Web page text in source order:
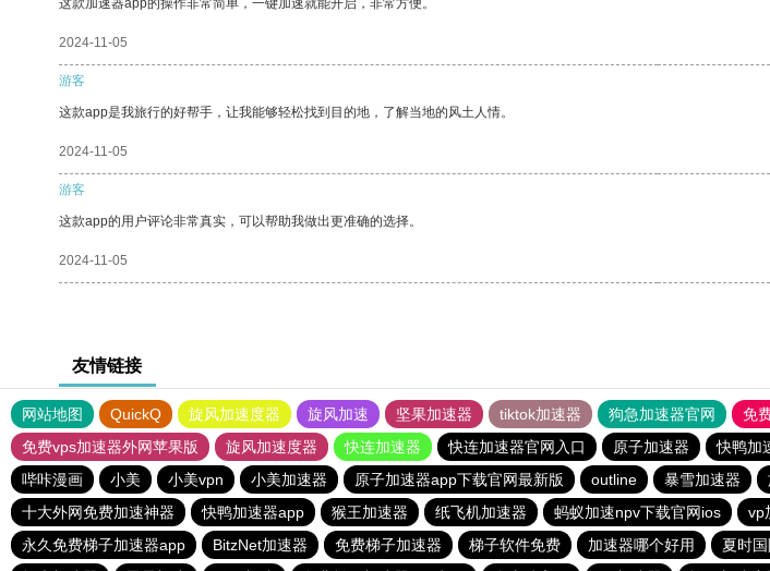
这款加速器app的操作非常简单，一键加速就能开启，非常方便。
2024-11-05
游客
这款app是我旅行的好帮手，让我能够轻松找到目的地，了解当地的风土人情。
2024-11-05
游客
这款app的用户评论非常真实，可以帮助我做出更准确的选择。
2024-11-05
友情链接
网站地图 QuickQ 旋风加速度器 旋风加速 坚果加速器 tiktok加速器 狗急加速器官网 免
免费vps加速器外网苹果版
旋风加速度器 快连加速器 快连加速器官网入口 原子加速器 快鸭加
哔咔漫画
小美 小美vpn 小美加速器 原子加速器app下载官网最新版 outline 暴雪加速器
十大外网免费加速神器
快鸭加速器app 猴王加速器 纸飞机加速器 蚂蚁加速npv下载官网ios vp
永久免费梯子加速器app
BitzNet加速器 免费梯子加速器 梯子软件免费 加速器哪个好用 夏时